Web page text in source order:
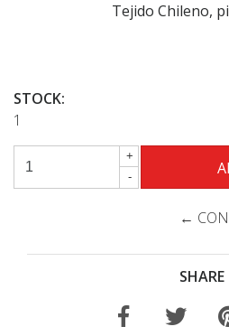
Tejido Chileno,
STOCK:
1
+
-
←
SHARE